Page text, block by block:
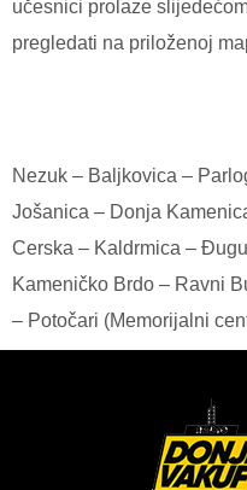
učesnici prolaze
pregledati na priloženoj
Nezuk – Baljkovica –
Jošanica – Donja
Cerska – Kaldrmica –
Kameničko Brdo – Ravni
– Potočari (Memorijalni